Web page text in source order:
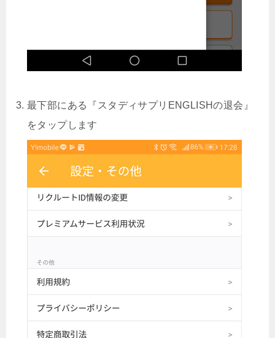
最下部にある『スタディサプリENGLISHの退会』
をタップします